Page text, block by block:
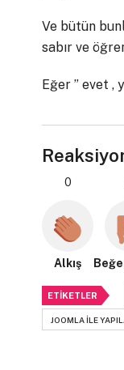
Ve bütün
sabır ve
Eğer ” evet ,
0
Alkış
ETIKETLER
JOOMLA ILE